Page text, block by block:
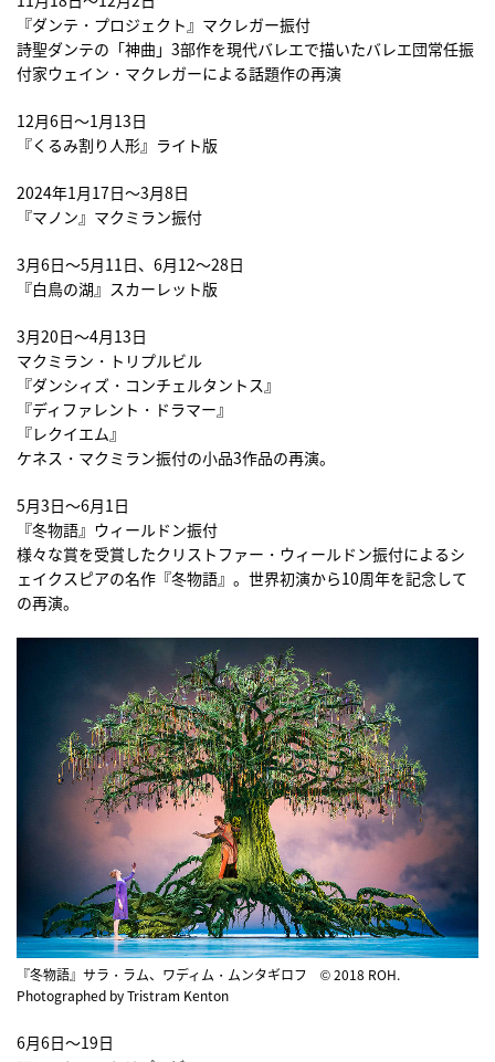
『ダンテ・プロジェクト』マクレガー振付
詩聖ダンテの「神曲」3部作を現代バレエで描いたバレエ団常任振
付家ウェイン・マクレガーによる話題作の再演
12月6日〜1月13日
『くるみ割り人形』ライト版
2024年1月17日〜3月8日
『マノン』マクミラン振付
3月6日〜5月11日、6月12〜28日
『白鳥の湖』スカーレット版
3月20日〜4月13日
マクミラン・トリプルビル
『ダンシィズ・コンチェルタントス』
『ディファレント・ドラマー』
『レクイエム』
ケネス・マクミラン振付の小品3作品の再演。
5月3日〜6月1日
『冬物語』ウィールドン振付
様々な賞を受賞したクリストファー・ウィールドン振付によるシ
ェイクスピアの名作『冬物語』。世界初演から10周年を記念して
の再演。
『冬物語』サラ・ラム、ワディム・ムンタギロフ © 2018 ROH.
Photographed by Tristram Kenton
6月6日〜19日